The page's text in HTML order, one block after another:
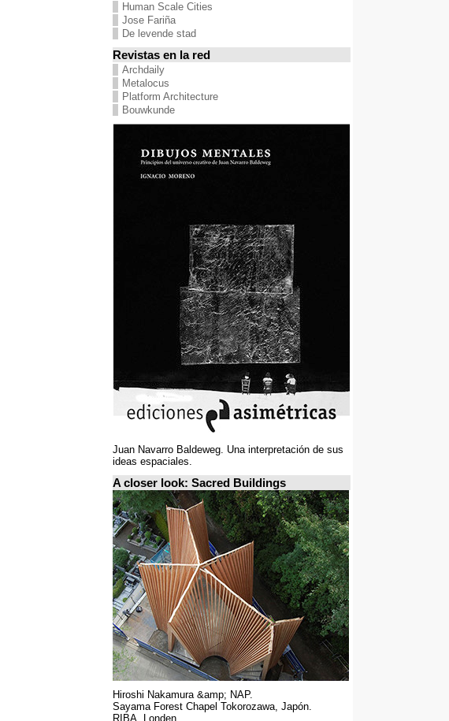
Human Scale Cities
Jose Fariña
De levende stad
Revistas en la red
Archdaily
Metalocus
Platform Architecture
Bouwkunde
Juan Navarro Baldeweg. Una interpretación de sus
ideas espaciales.
A closer look: Sacred Buildings
Hiroshi Nakamura &amp; NAP.
Sayama Forest Chapel Tokorozawa, Japón.
RIBA, Londen.